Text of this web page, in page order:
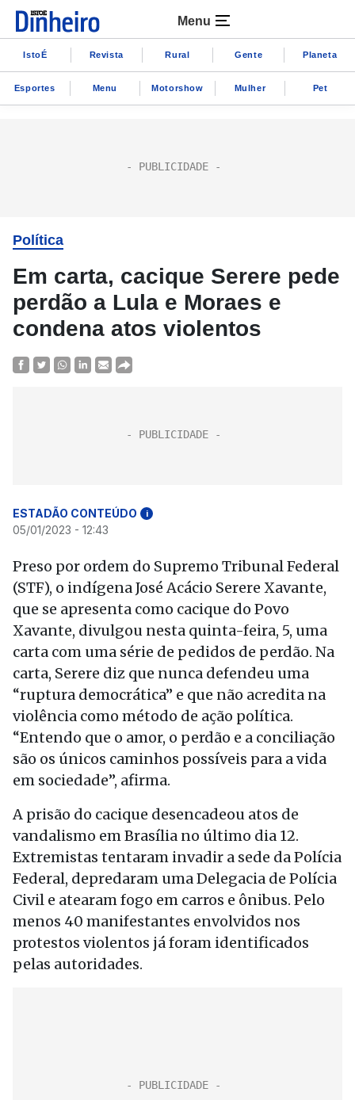
Menu
IstoÉ Revista Rural Gente Planeta
Esportes Menu Motorshow Mulher Pet
Política
Em carta, cacique Serere pede
perdão a Lula e Moraes e
condena atos violentos
ESTADÃO CONTEÚDO i
05/01/2023 - 12:43
Preso por ordem do Supremo Tribunal Federal
(STF), o indígena José Acácio Serere Xavante,
que se apresenta como cacique do Povo
Xavante, divulgou nesta quinta-feira, 5, uma
carta com uma série de pedidos de perdão. Na
carta, Serere diz que nunca defendeu uma
“ruptura democrática” e que não acredita na
violência como método de ação política.
“Entendo que o amor, o perdão e a conciliação
são os únicos caminhos possíveis para a vida
em sociedade”, afirma.
A prisão do cacique desencadeou atos de
vandalismo em Brasília no último dia 12.
Extremistas tentaram invadir a sede da Polícia
Federal, depredaram uma Delegacia de Polícia
Civil e atearam fogo em carros e ônibus. Pelo
menos 40 manifestantes envolvidos nos
protestos violentos já foram identificados
pelas autoridades.